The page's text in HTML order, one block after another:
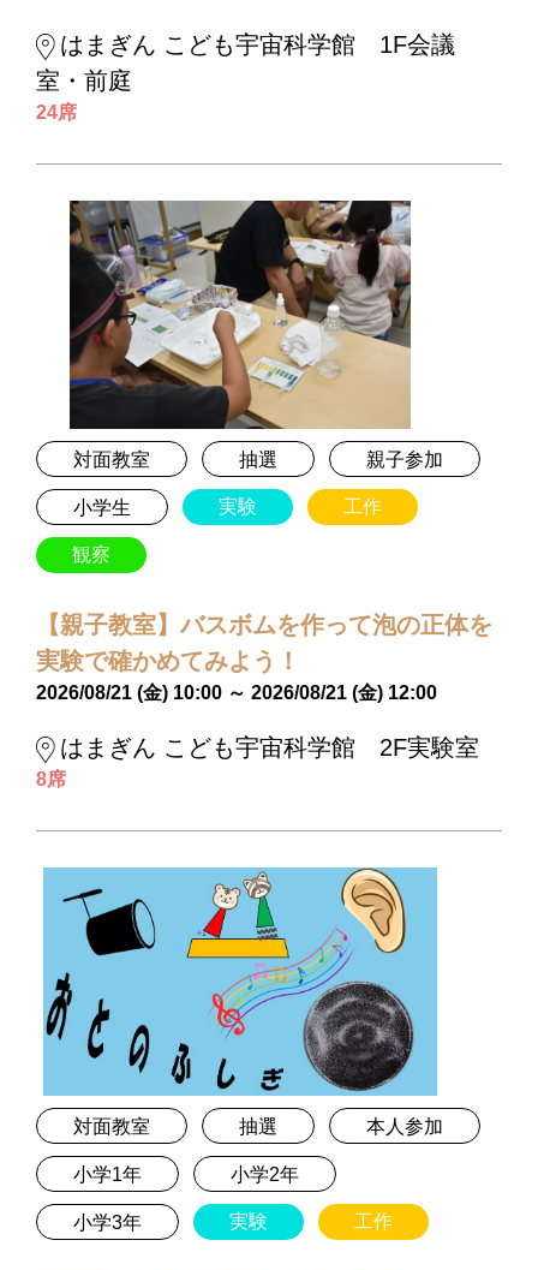
はまぎん こども宇宙科学館 1F会議
室・前庭
24席
対面教室 抽選 親子参加
小学生 実験 工作
観察
【親子教室】バスボムを作って泡の正体を
実験で確かめてみよう！
2026/08/21 (金) 10:00 ～ 2026/08/21 (金) 12:00
はまぎん こども宇宙科学館 2F実験室
8席
対面教室 抽選 本人参加
小学1年 小学2年
小学3年 実験 工作